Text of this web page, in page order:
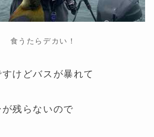
食うたらデカい！
けどバスが暴れて
残らないので